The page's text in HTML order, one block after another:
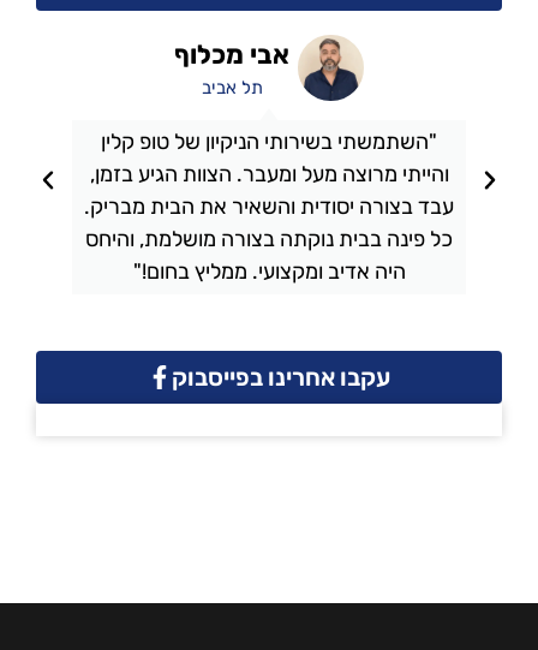
"השתמשתי בשירותי הניקיון של טופ קלין
והייתי מרוצה מעל ומעבר. הצוות הגיע בזמן,
עבד בצורה יסודית והשאיר את הבית מבריק.
כל פינה בבית נוקתה בצורה מושלמת, והיחס
היה אדיב ומקצועי. ממליץ בחום!"
אבי מכלוף
תל אביב
עקבו אחרינו בפייסבוק